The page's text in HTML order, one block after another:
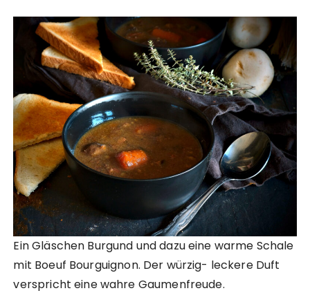
Ein Gläschen Burgund und dazu eine warme Schale
mit Boeuf Bourguignon. Der würzig- leckere Duft
verspricht eine wahre Gaumenfreude.